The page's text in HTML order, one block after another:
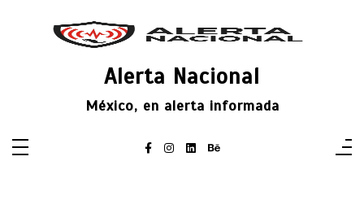
Alerta Nacional
México, en alerta informada